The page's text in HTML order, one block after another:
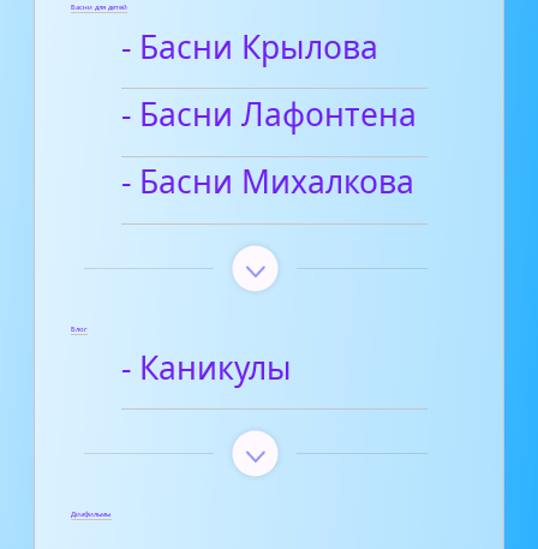
Басни для детей
- Басни Крылова
- Басни Лафонтена
- Басни Михалкова
Блог
- Каникулы
Диафильмы